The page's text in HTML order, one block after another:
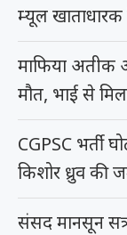
म्यूल खाताधारक
माफिया
मौत, भाई से
CGPSC भर्ती
किशोर ध्रुव की
संसद मानसून